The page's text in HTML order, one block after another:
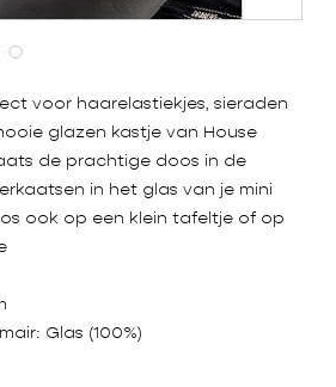
voor haarelastiekjes, sieraden
glazen kastje van House
de prachtige doos in de
in het glas van je mini
ook op een klein tafeltje of op
Glas (100%)